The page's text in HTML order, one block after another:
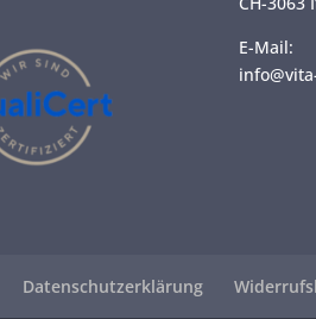
E-Mail:
Datenschutzerklärung